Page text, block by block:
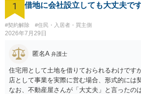
1 借地に会社設立しても大丈夫で
#契約解除 #住民・入居者・買主側
2026年7月29日
匿名A 弁護士
住宅用として土地を借りておられるわけです
店として事業を実際に営む場合、形式的には
なお、不動産屋さんが「大丈夫」と言ったの